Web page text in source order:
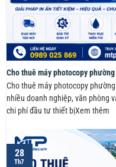
Cho thuê máy photocopy
Cho thuê máy photocopy
nhiều doanh nghiệp, văn phòng
chi phí đầu tư thiết bịXem thêm
28
Th7